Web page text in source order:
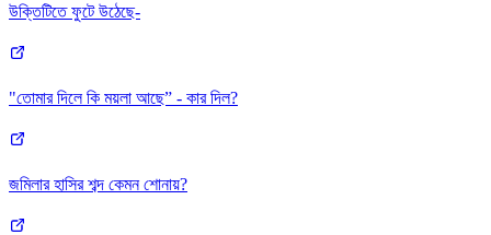
উক্তিটিতে ফুটে উঠেছে-
"তোমার দিলে কি ময়লা আছে” - কার দিল?
জমিলার হাসির শব্দ কেমন শোনায়?